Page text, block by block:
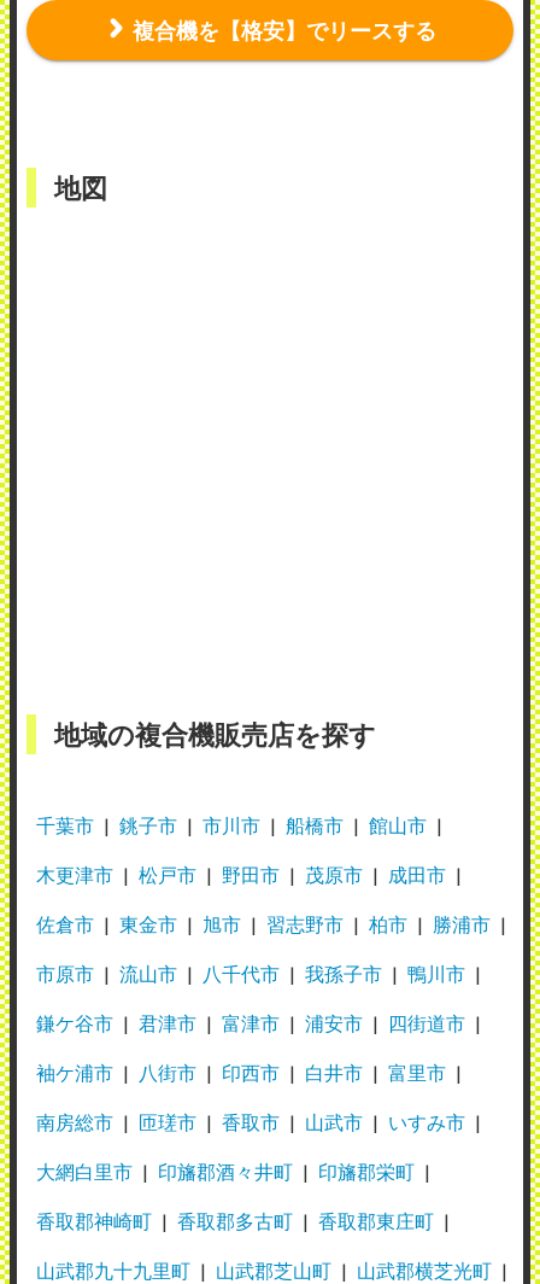
複合機を【格安】でリースする
地図
地域の複合機販売店を探す
千葉市 銚子市 市川市 船橋市 館山市
木更津市 松戸市 野田市 茂原市 成田市
佐倉市 東金市 旭市 習志野市 柏市 勝浦市
市原市 流山市 八千代市 我孫子市 鴨川市
鎌ケ谷市 君津市 富津市 浦安市 四街道市
袖ケ浦市 八街市 印西市 白井市 富里市
南房総市 匝瑳市 香取市 山武市 いすみ市
大網白里市 印旛郡酒々井町 印旛郡栄町
香取郡神崎町 香取郡多古町 香取郡東庄町
山武郡九十九里町 山武郡芝山町 山武郡横芝光町